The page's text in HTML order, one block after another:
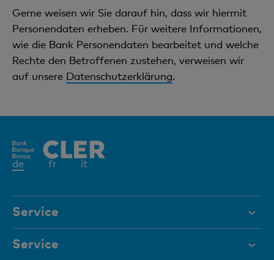
Gerne weisen wir Sie darauf hin, dass wir hiermit
Personendaten erheben. Für weitere Informationen,
wie die Bank Personendaten bearbeitet und welche
Rechte den Betroffenen zustehen, verweisen wir
auf unsere Datenschutzerklärung.
deAktives
fr it
Service
Hilfe & Kontakt
Service